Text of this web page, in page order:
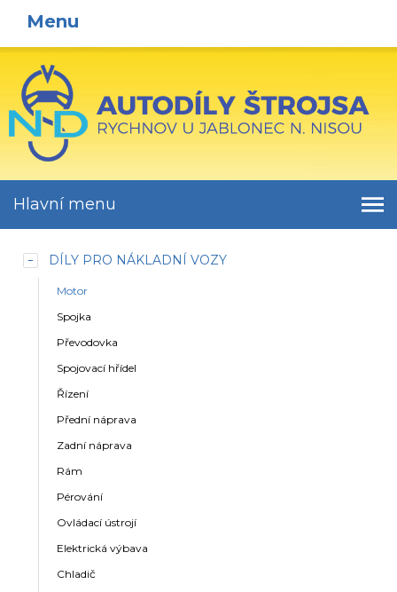
Menu
Hlavní menu
DÍLY PRO NÁKLADNÍ VOZY
Motor
Spojka
Převodovka
Spojovací hřídel
Řízení
Přední náprava
Zadní náprava
Rám
Pérování
Ovládací ústrojí
Elektrická výbava
Chladič